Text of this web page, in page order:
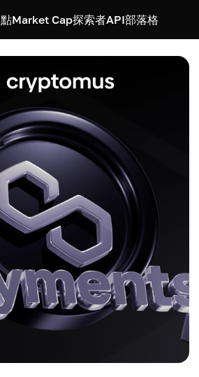
點Market Cap探索者API部落格